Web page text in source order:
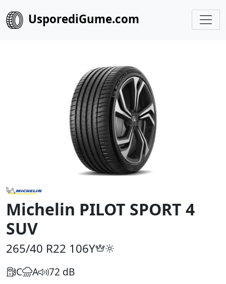
UsporediGume.com
Michelin PILOT SPORT 4
SUV
265/40 R22 106Y
C A 72 dB